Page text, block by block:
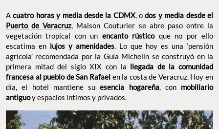
Acuatro horas y media desde la CDMX, odos y media desde el
Puerto de Veracruz, Maison Couturier se abre paso entre la
vegetación tropical con un encanto rústicoque no por ello
escatima en lujos y amenidades. Lo que hoy es una ‘pensión
agrícola’ recomendada por la Guía Michelin se construyó en la
primera mitad del siglo XIX con la llegada de la comunidad
francesa al pueblo de San Rafaelen la costa de Veracruz. Hoy en
día, el hotel mantiene suesencia hogareña, con mobiliario
antiguoy espacios íntimos y privados.